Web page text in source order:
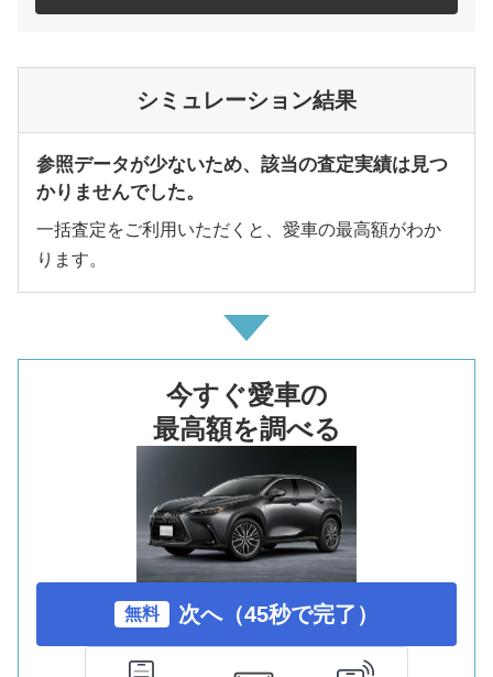
シミュレーション結果
参照データが少ないため、該当の査定実績は見つ
かりませんでした。
一括査定をご利用いただくと、愛車の最高額がわか
ります。
今すぐ愛車の
最高額を調べる
無料 次へ（45秒で完了）